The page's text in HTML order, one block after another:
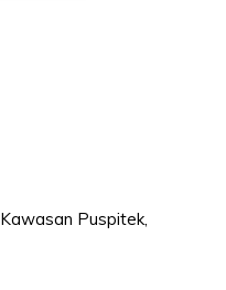
, Kawasan Puspitek,